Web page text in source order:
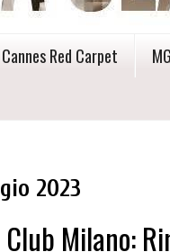
Red Carpet
2023
Milano: